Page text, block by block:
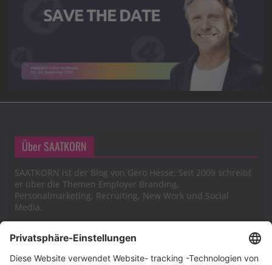
Über SAATKORN
SAATKORN ist der Blog von Gero Hesse. Seit 2009 schreibt
er über die Themen Employer Branding,
Personalmarketing, Recruiting, New Work und Social
Media.